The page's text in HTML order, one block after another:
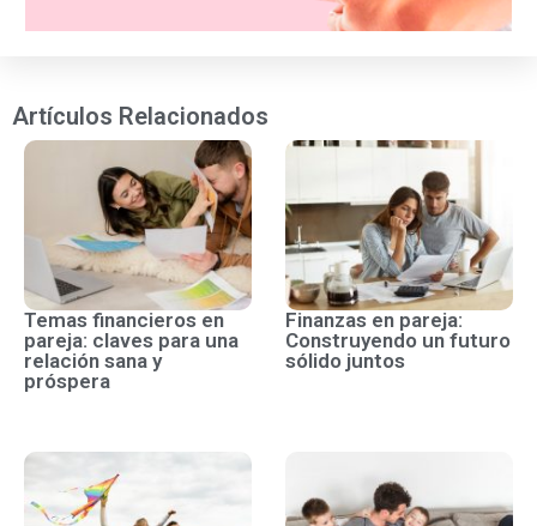
Artículos Relacionados
Temas financieros en
pareja: claves para una
relación sana y
próspera
Finanzas en pareja:
Construyendo un futuro
sólido juntos